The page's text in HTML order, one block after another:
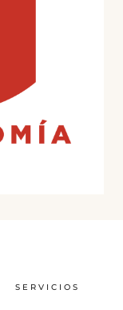
SERVICIOS